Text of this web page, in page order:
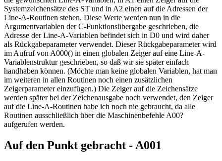
Systemzeichensätze des ST und in A2 einen auf die Adressen der
Line-A-Routinen stehen. Diese Werte werden nun in die
Argumentvariablen der C-Funktionsübergabe geschrieben, die
Adresse der Line-A-Variablen befindet sich in D0 und wird daher
als Rückgabeparameter verwendet. Dieser Rückgabeparameter wird
im Aufruf von A000() in einen globalen Zeiger auf eine Line-A-
Variablenstruktur geschrieben, so daß wir sie später einfach
handhaben können. (Möchte man keine globalen Variablen, hat man
im weiteren in allen Routinen noch einen zusätzlichen
Zeigerparameter einzufügen.) Die Zeiger auf die Zeichensätze
werden später bei der Zeichenausgabe noch verwendet, den Zeiger
auf die Line-A-Routinen habe ich noch nie gebraucht, da alle
Routinen ausschließlich über die Maschinenbefehle A00?
aufgerufen werden.
Auf den Punkt gebracht - A001